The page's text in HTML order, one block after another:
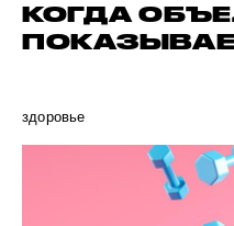
КОГДА
здоровье